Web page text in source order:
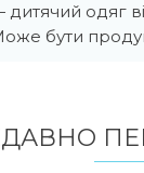
одяг
бути